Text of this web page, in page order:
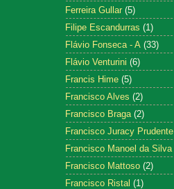
Ferreira Gullar (5)
Filipe Escandurras (1)
Flávio Fonseca - A (33)
Flávio Venturini (6)
Francis Hime (5)
Francisco Alves (2)
Francisco Braga (2)
Francisco Juracy Prudente
Francisco Manoel da Silva
Francisco Mattoso (2)
Francisco Ristal (1)